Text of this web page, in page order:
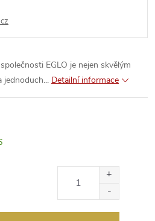
EGLO je nejen skvělým
jednoduch... Detailní informace